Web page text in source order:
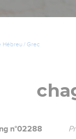
Hébreu / Grec
n°02288